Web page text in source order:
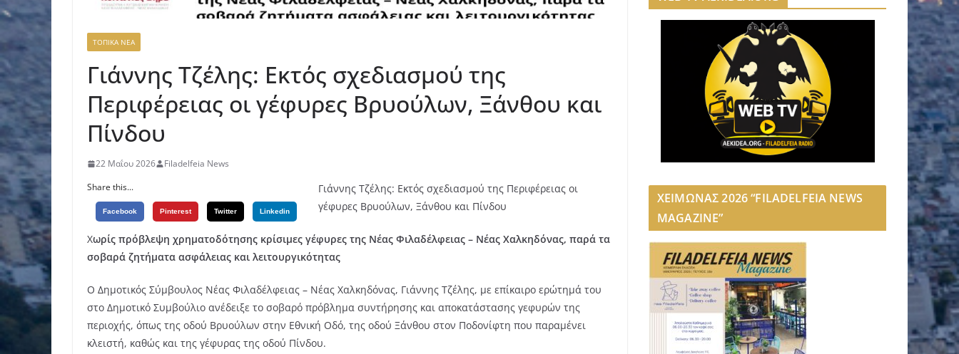
ΤΟΠΙΚΑ ΝΕΑ
Γιάννης Τζέλης: Εκτός σχεδιασμού της
Περιφέρειας οι γέφυρες Βρυούλων, Ξάνθου και
Πίνδου
22 Μαΐου 2026
Filadelfeia News
Share this...
Facebook Pinterest Twitter Linkedin
Γιάννης Τζέλης: Εκτός σχεδιασμού της Περιφέρειας οι
γέφυρες Βρυούλων, Ξάνθου και Πίνδου
Χωρίς πρόβλεψη χρηματοδότησης κρίσιμες γέφυρες της Νέας Φιλαδέλφειας – Νέας Χαλκηδόνας, παρά τα
σοβαρά ζητήματα ασφάλειας και λειτουργικότητας
Ο Δημοτικός Σύμβουλος Νέας Φιλαδέλφειας – Νέας Χαλκηδόνας, Γιάννης Τζέλης, με επίκαιρο ερώτημά του
στο Δημοτικό Συμβούλιο ανέδειξε το σοβαρό πρόβλημα συντήρησης και αποκατάστασης γεφυρών της
περιοχής, όπως της οδού Βρυούλων στην Εθνική Οδό, της οδού Ξάνθου στον Ποδονίφτη που παραμένει
κλειστή, καθώς και της γέφυρας της οδού Πίνδου.
ΧΕΙΜΩΝΑΣ 2026 “FILADELFEIA NEWS
MAGAZINE”